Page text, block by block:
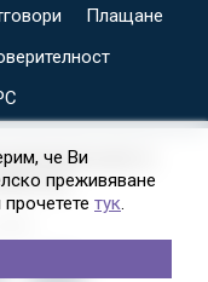
Плащане
И
НА
че Ви
преживяване
тук.